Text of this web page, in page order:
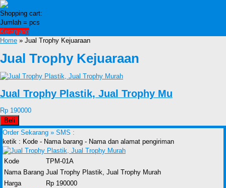
Shopping cart:
Jumlah = pcs
Keranjang
Home » Jual Trophy Kejuaraan
Jual Trophy Kejuaraan
Jual Trophy Plastik, Jual Trophy Mu
Rp 190000
Beli
Order Sekarang » SMS :
ketik : Kode - Nama barang - Nama dan alamat pengiriman
Kode
TPM-01A
Nama Barang Jual Trophy Plastik, Jual Trophy Murah
Harga
Rp 190000